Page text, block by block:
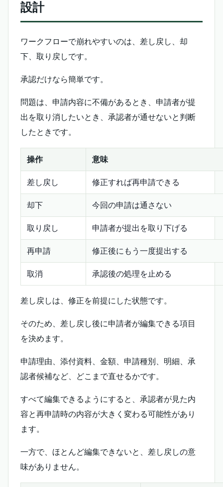
設計
ワークフローで崩れやすいのは、差し戻し、却
下、取り戻しです。
承認だけなら簡単です。
問題は、申請内容に不備があるとき、申請者が提
出を取り消したいとき、承認者が通せないと判断
したときです。
操作 意味
差し戻し 修正すれば再申請できる
却下 今回の申請は通さない
取り戻し 申請者が提出を取り下げる
再申請 修正後にもう一度提出する
取消 承認後の処理を止める
差し戻しは、修正を前提にした状態です。
そのため、差し戻し後に申請者が編集できる項目
を決めます。
申請理由、添付資料、金額、申請種別、明細、承
認者候補など、どこまで直せるかです。
すべて編集できるようにすると、承認者が見た内
容と再申請時の内容が大きく変わる可能性があり
ます。
一方で、ほとんど編集できないと、差し戻しの意
味がありません。